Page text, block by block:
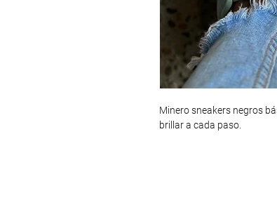
Minero sneakers negros
brillar a cada paso.